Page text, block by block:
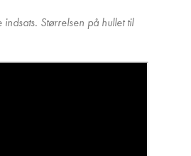
Størrelsen på hullet til